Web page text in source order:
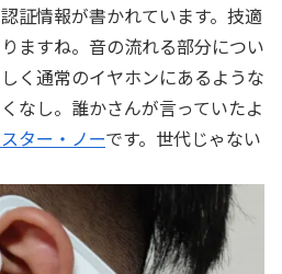
証情報が書かれています。技適
ますね。音の流れる部分につい
く通常のイヤホンにあるような
なし。誰かさんが言っていたよ
ター・ノーです。世代じゃない